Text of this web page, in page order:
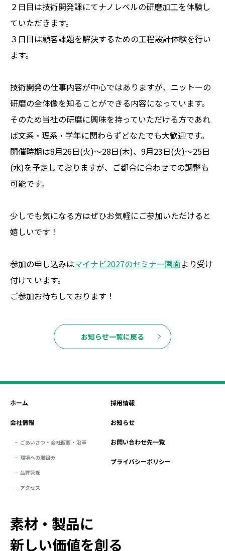
２日目は技術開発課にてナノレベルの研磨加工を体験し
ていただきます。
３日目は顧客課題を解決するための工程設計体験を行い
ます。
技術開発の仕事内容が中心ではありますが、ニットーの
研磨の全体像を知ることができる内容になっています。
そのため当社の研磨に興味を持っていただける方であれ
ば文系・理系・学年に関わらずどなたでも大歓迎です。
開催時期は8月26日(火)～28日(木)、9月23日(火)～25日
(水)を予定しておりますが、ご都合に合わせての調整も
可能です。
少しでも気になる方はぜひお気軽にご参加いただけると
嬉しいです！
参加の申し込みはマイナビ2027のセミナー画面より受け
付けています。
ご参加お待ちしております！
お知らせ一覧に戻る
素材・製品に
新しい価値を創る
ホーム
会社情報
ごあいさつ・会社概要・沿革
環境への取組み
品質管理
アクセス
採用情報
お知らせ
お問い合わせ先一覧
プライバシーポリシー